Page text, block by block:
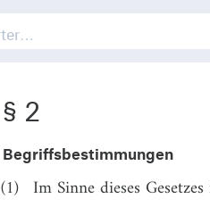
6.
§ 2
Begriffsbestimmungen
(1) Im Sinne dieses